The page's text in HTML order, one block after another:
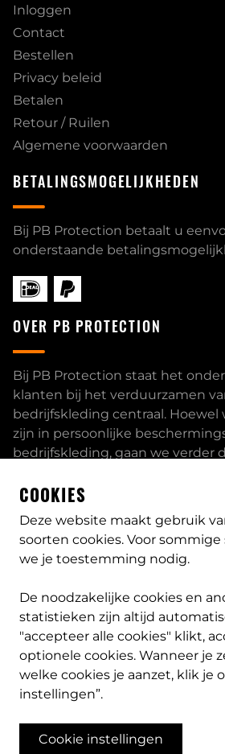
Inloggen
Contact
Bestellen
Privacy beleid
Betalen
Retour / Ruilen
Algemene voorwaarden
BETALINGSMOGELIJKHEDEN
Bij PB Protection betaalt u
onderstaande
OVER PB PROTECTION
Bij PB Protection staat het
klanten bij het verduurzamen
bedrijfskleding centraal. Hoewel
zijn in persoonlijke
bedrijfskleding, gaan we verder
bieden een uitgebreid
Dit zijn enkele van onze
speciale wensen, neemcontact
PB-Protection
info@pb-protection.nl
040 2063026
COOKIES
Deze website maakt gebruik
soorten cookies. Voor
we je toestemming nodig.
De noodzakelijke cookies en
statistieken zijn altijd
"accepteer alle cookies" klikt,
optionele cookies. Wanneer je
welke cookies je aanzet, klik je
instellingen”.
Cookie instellingen